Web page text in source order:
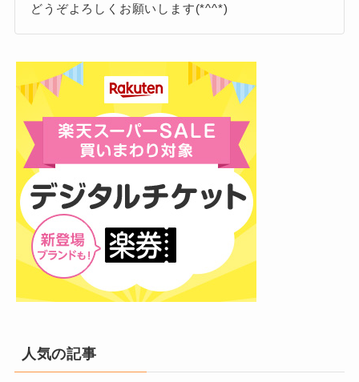
松」ふたり一緒に筋トレをする姿を公開した
り、相変わらずの仲良しっぷりが垣間見れま
す。
松松コンビのもう一つの仲良しエピソードとし
て、ファッションが大好きで、こだわりの服も
たくさん持っていると言われています。
「ありすぎるので、一緒に服の整理をした」と
言うほどの仲よしぶりです！
トラビスジャパン(トラジャ)のメンバーはフ
ァンレターの返事をくれる？トラジャで返事
トラビスジャパンの聖地巡礼！東京のロケ地
や立ち寄った場所！渋谷・代官山・六本木・
どうぞよろしくお願いします(*^^*)
人気の記事